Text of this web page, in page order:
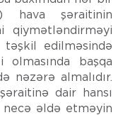
hava şəraitinin
qiymətləndirməyi
təşkil edilməsində
başqa
nəzərə almalıdır.
dair hansı
əldə etməyin